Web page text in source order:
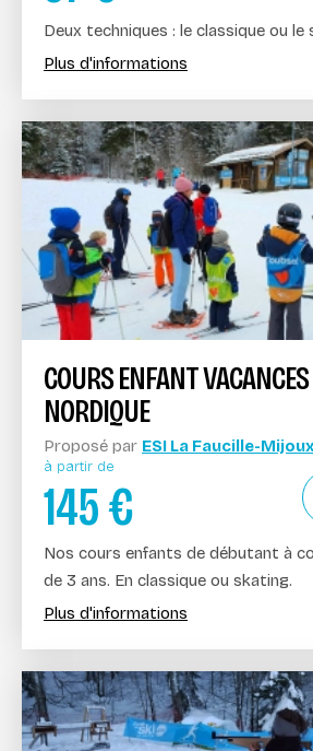
Deux techniques : le classique ou le
Plus d'informations
COURS ENFANT
NORDIQUE
Proposé par ESI La Faucille-
à partir de
145€
Nos cours enfants de débutant à
de 3 ans. En classique ou skating.
Plus d'informations